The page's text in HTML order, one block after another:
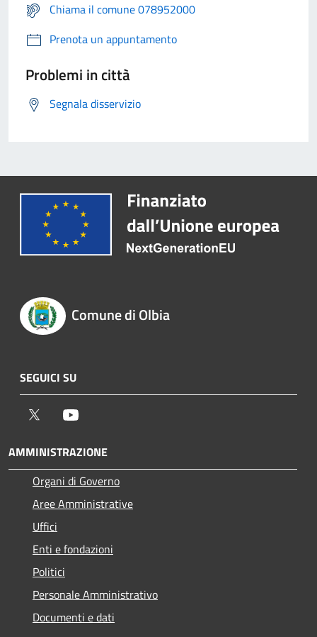
Chiama il comune 078952000
Prenota un appuntamento
Problemi in città
Segnala disservizio
Comune di Olbia
SEGUICI SU
Twitter
AMMINISTRAZIONE
Organi di Governo
Aree Amministrative
Uffici
Enti e fondazioni
Politici
Personale Amministrativo
Documenti e dati